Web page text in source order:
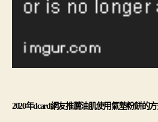
2020年dcard網友推薦油肌使用氣墊粉餅的